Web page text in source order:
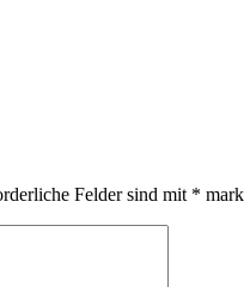
Felder sind mit *